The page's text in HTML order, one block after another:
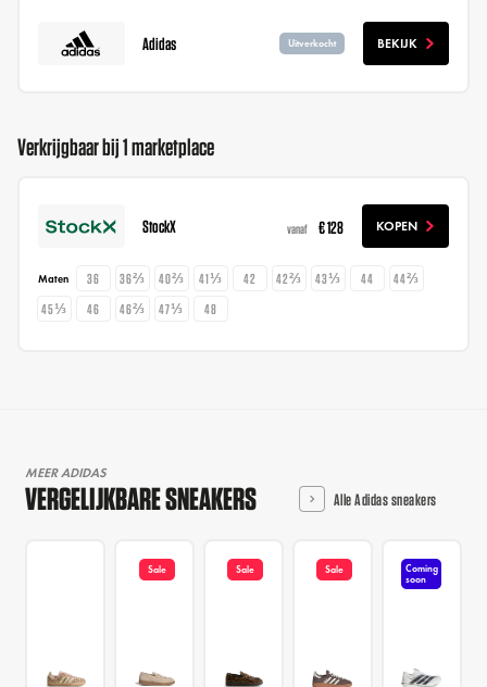
Adidas Uitverkocht BEKIJK
Verkrijgbaar bij 1 marketplace
StockX vanaf € 128 KOPEN
Maten 36 36⅔ 40⅔ 41⅓ 42 42⅔ 43⅓ 44
44⅔
45⅓
46 46⅔ 47⅓ 48
MEER ADIDAS
VERGELIJKBARE SNEAKERS Alle Adidas sneakers
Sale Sale Sale
Coming
soon